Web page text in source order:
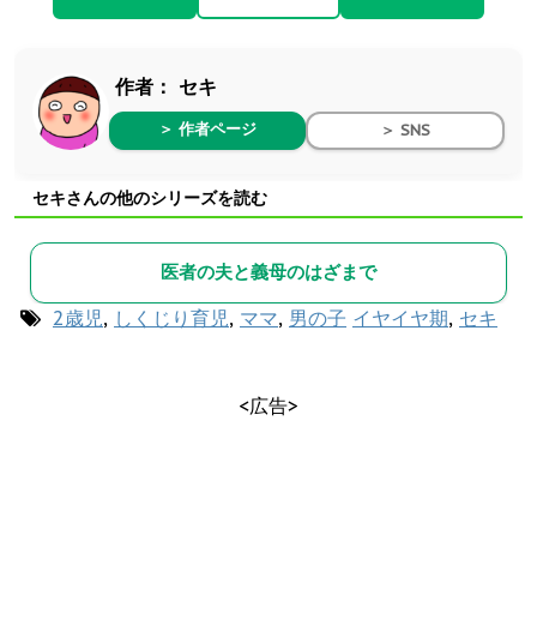
作者： セキ
＞ 作者ページ ＞ SNS
セキさんの他のシリーズを読む
医者の夫と義母のはざまで
2歳児, しくじり育児, ママ, 男の子 イヤイヤ期, セキ
<広告>